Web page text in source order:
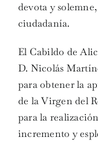
devota y
ciudadanía.
El Cabildo de
D. Nicolás
para obtener la
de la Virgen del
para la
incremento y